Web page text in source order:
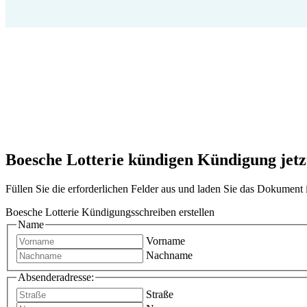
Boesche Lotterie kündigen Kündigung
Füllen Sie die erforderlichen Felder aus und laden Sie das
Boesche Lotterie Kündigungsschreiben erstellen
Name
Vorname
Nachname
Absenderadresse:
Straße